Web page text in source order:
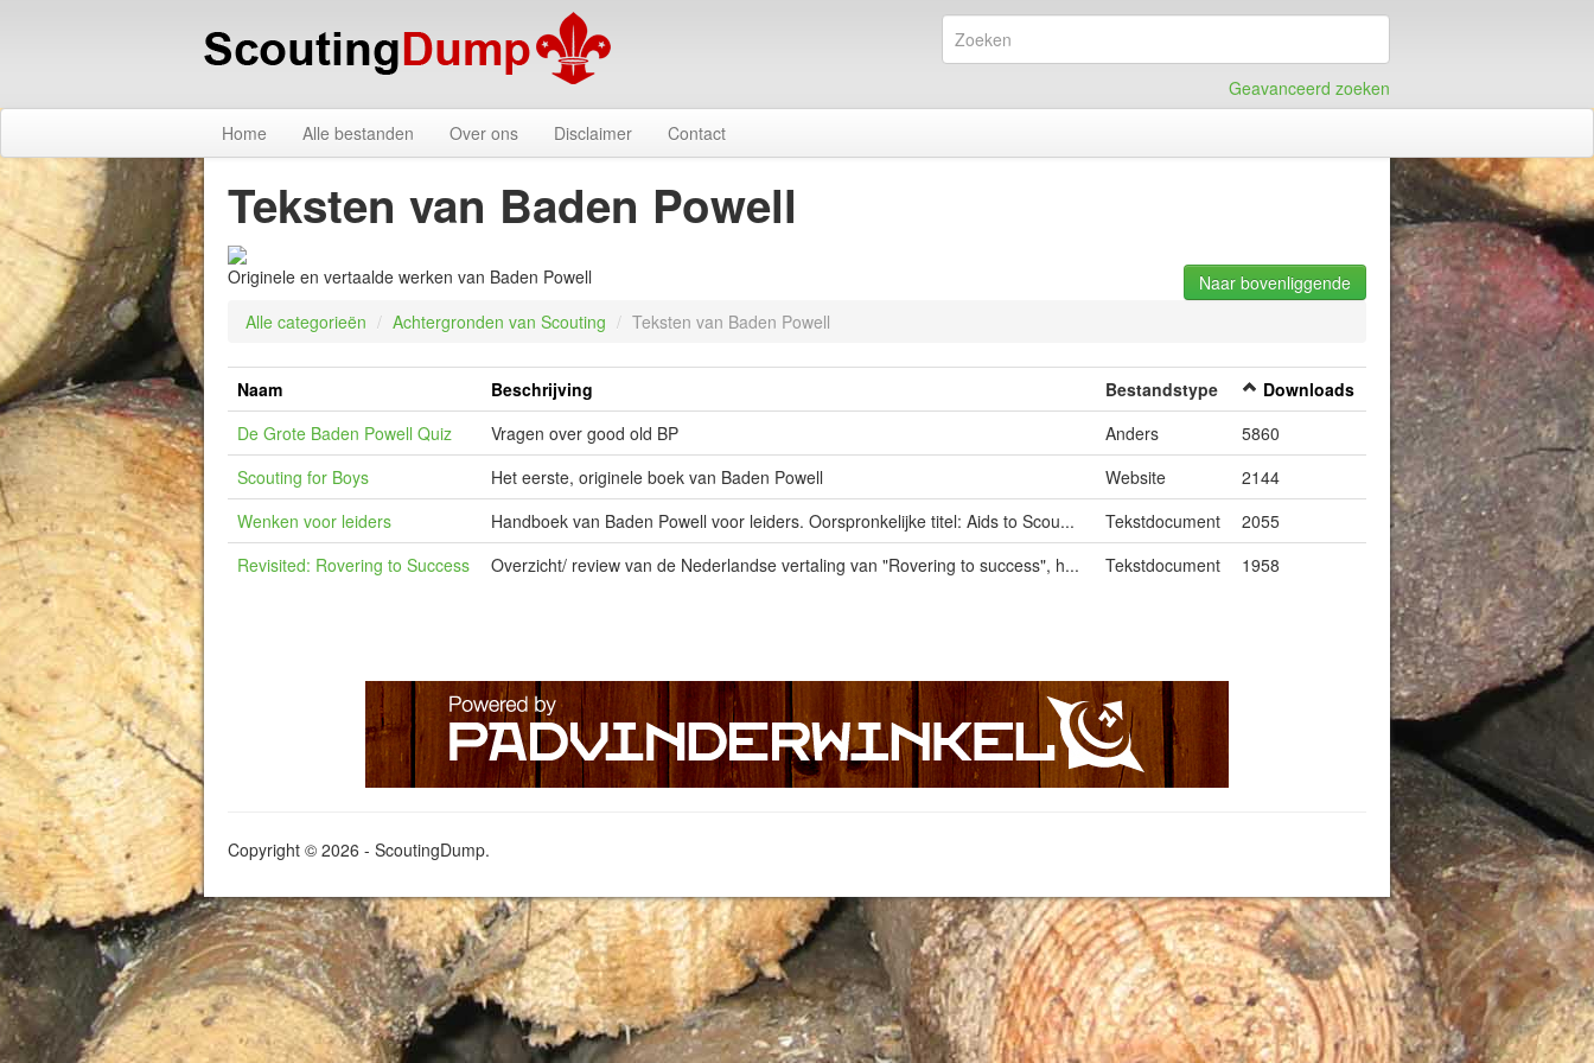
Geavanceerd zoeken
Home
Alle bestanden Over ons Disclaimer Contact
Teksten van Baden Powell
Originele en vertaalde werken van Baden Powell
Naar bovenliggende
Alle categorieën / Achtergronden van Scouting / Teksten van Baden Powell
Naam Beschrijving Bestandstype
Downloads
De Grote Baden Powell Quiz
Vragen over good old BP Anders
5860
Scouting for Boys
Het eerste, originele boek van Baden Powell Website
2144
Wenken voor leiders
Handboek van Baden Powell voor leiders. Oorspronkelijke titel: Aids to Scou... Tekstdocument
2055
Revisited: Rovering to Success
Overzicht/ review van de Nederlandse vertaling van "Rovering to success", h... Tekstdocument 1958
Copyright © 2026 - ScoutingDump.